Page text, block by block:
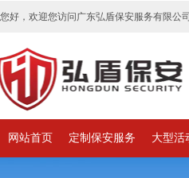
您好，欢迎您访问广东弘盾保安服务有限公
网站首页 定制保安服务 大型活